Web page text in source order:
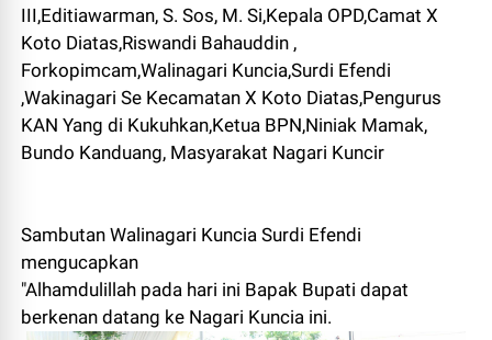
III,Editiawarman, S. Sos, M. Si,Kepala OPD,Camat X
Koto Diatas,Riswandi Bahauddin ,
Forkopimcam,Walinagari Kuncia,Surdi Efendi
,Wakinagari Se Kecamatan X Koto Diatas,Pengurus
KAN Yang di Kukuhkan,Ketua BPN,Niniak Mamak,
Bundo Kanduang, Masyarakat Nagari Kuncir
Sambutan Walinagari Kuncia Surdi Efendi
mengucapkan
"Alhamdulillah pada hari ini Bapak Bupati dapat
berkenan datang ke Nagari Kuncia ini.